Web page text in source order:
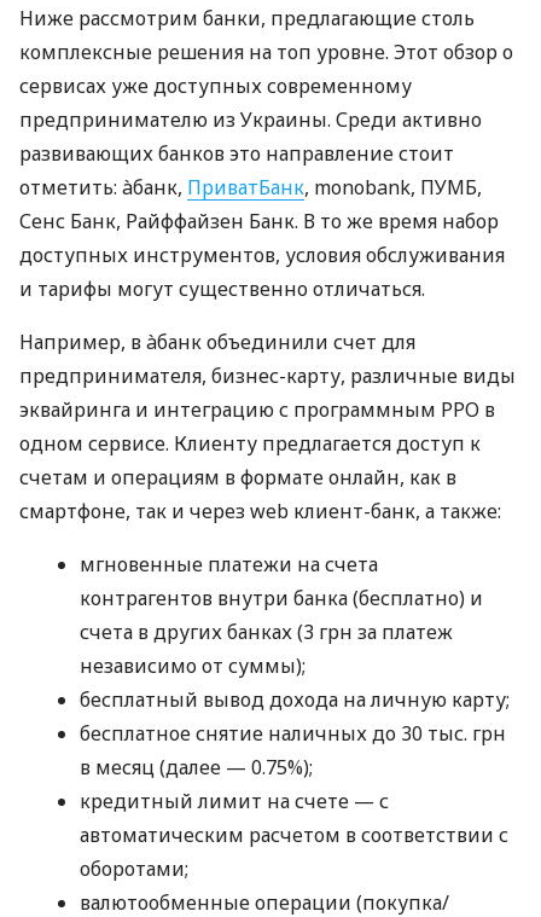
Ниже рассмотрим банки, предлагающие столь
комплексные решения на топ уровне. Этот обзор о
сервисах уже доступных современному
предпринимателю из Украины. Среди активно
развивающих банков это направление стоит
отметить: àбанк, ПриватБанк, monobank, ПУМБ,
Сенс Банк, Райффайзен Банк. В то же время набор
доступных инструментов, условия обслуживания
и тарифы могут существенно отличаться.
Например, в àбанк объединили счет для
предпринимателя, бизнес-карту, различные виды
эквайринга и интеграцию с программным РРО в
одном сервисе. Клиенту предлагается доступ к
счетам и операциям в формате онлайн, как в
смартфоне, так и через web клиент-банк, а также:
мгновенные платежи на счета
контрагентов внутри банка (бесплатно) и
счета в других банках (3 грн за платеж
независимо от суммы);
бесплатный вывод дохода на личную карту;
бесплатное снятие наличных до 30 тыс. грн
в месяц (далее — 0.75%);
кредитный лимит на счете — с
автоматическим расчетом в соответствии с
оборотами;
валютообменные операции (покупка/